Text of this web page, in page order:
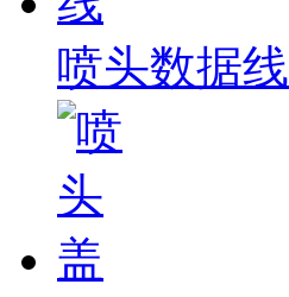
喷头数据线